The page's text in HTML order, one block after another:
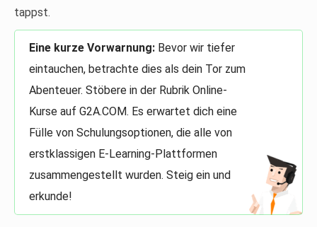
tappst.
Eine kurze Vorwarnung: Bevor wir tiefer
eintauchen, betrachte dies als dein Tor zum
Abenteuer. Stöbere in der Rubrik Online-
Kurse auf G2A.COM. Es erwartet dich eine
Fülle von Schulungsoptionen, die alle von
erstklassigen E-Learning-Plattformen
zusammengestellt wurden. Steig ein und
erkunde!